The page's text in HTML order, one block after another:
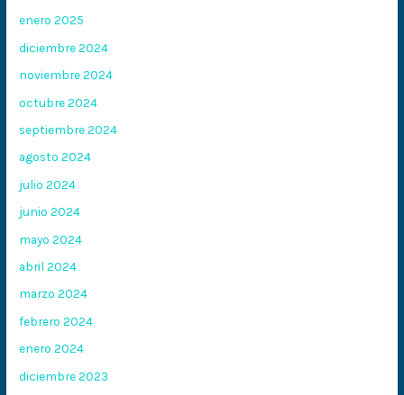
enero 2025
diciembre 2024
noviembre 2024
octubre 2024
septiembre 2024
agosto 2024
julio 2024
junio 2024
mayo 2024
abril 2024
marzo 2024
febrero 2024
enero 2024
diciembre 2023